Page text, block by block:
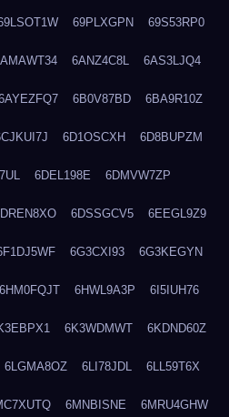
69PLXGPN 69S53RP0
6ANZ4C8L 6AS3LJQ4
6B0V87BD 6BA9R10Z
6D1OSCXH 6D8BUPZM
6DEL198E 6DMVW7ZP
6DSSGCV5 6EEGL9Z9
6G3CXI93 6G3KEGYN
6HM0FQJT 6HWL9A3P 6I5IUH76
6K3WDMWT 6KDND60Z
6LGMA8OZ 6LI78JDL 6LL59T6X
6MNBISNE 6MRU4GHW